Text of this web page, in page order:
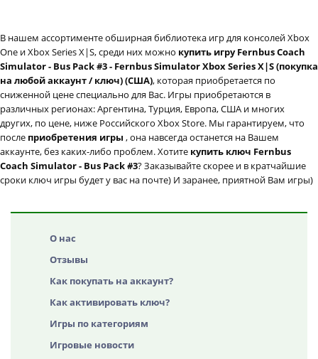
В нашем ассортименте обширная библиотека игр для консолей Xbox
One и Xbox Series X|S, среди них можно купить игру Fernbus Coach
Simulator - Bus Pack #3 - Fernbus Simulator Xbox Series X|S (покупка
на любой аккаунт / ключ) (США), которая приобретается по
сниженной цене специально для Вас. Игры приобретаются в
различных регионах: Аргентина, Турция, Европа, США и многих
других, по цене, ниже Российского Xbox Store. Мы гарантируем, что
после приобретения игры , она навсегда останется на Вашем
аккаунте, без каких-либо проблем. Хотите купить ключ Fernbus
Coach Simulator - Bus Pack #3? Заказывайте скорее и в кратчайшие
сроки ключ игры будет у вас на почте) И заранее, приятной Вам игры)
О нас
Отзывы
Как покупать на аккаунт?
Как активировать ключ?
Игры по категориям
Игровые новости